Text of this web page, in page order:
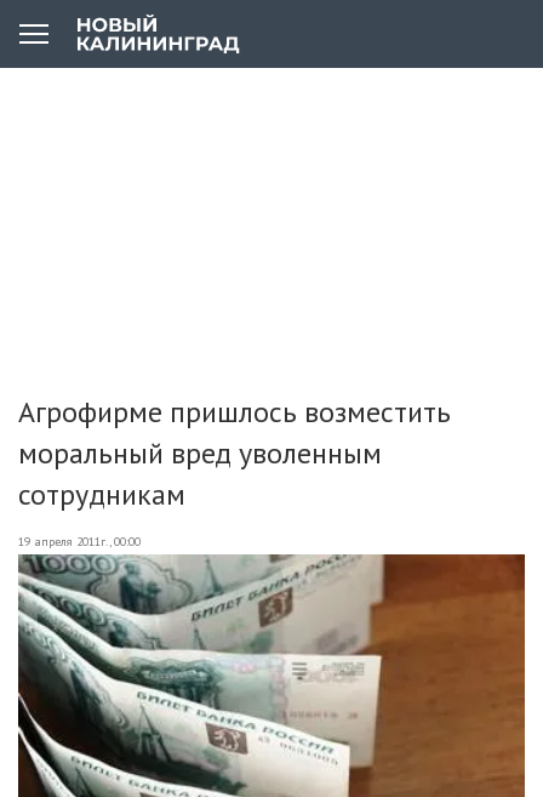
Агрофирме пришлось возместить
моральный вред уволенным
сотрудникам
19 апреля 2011г., 00:00